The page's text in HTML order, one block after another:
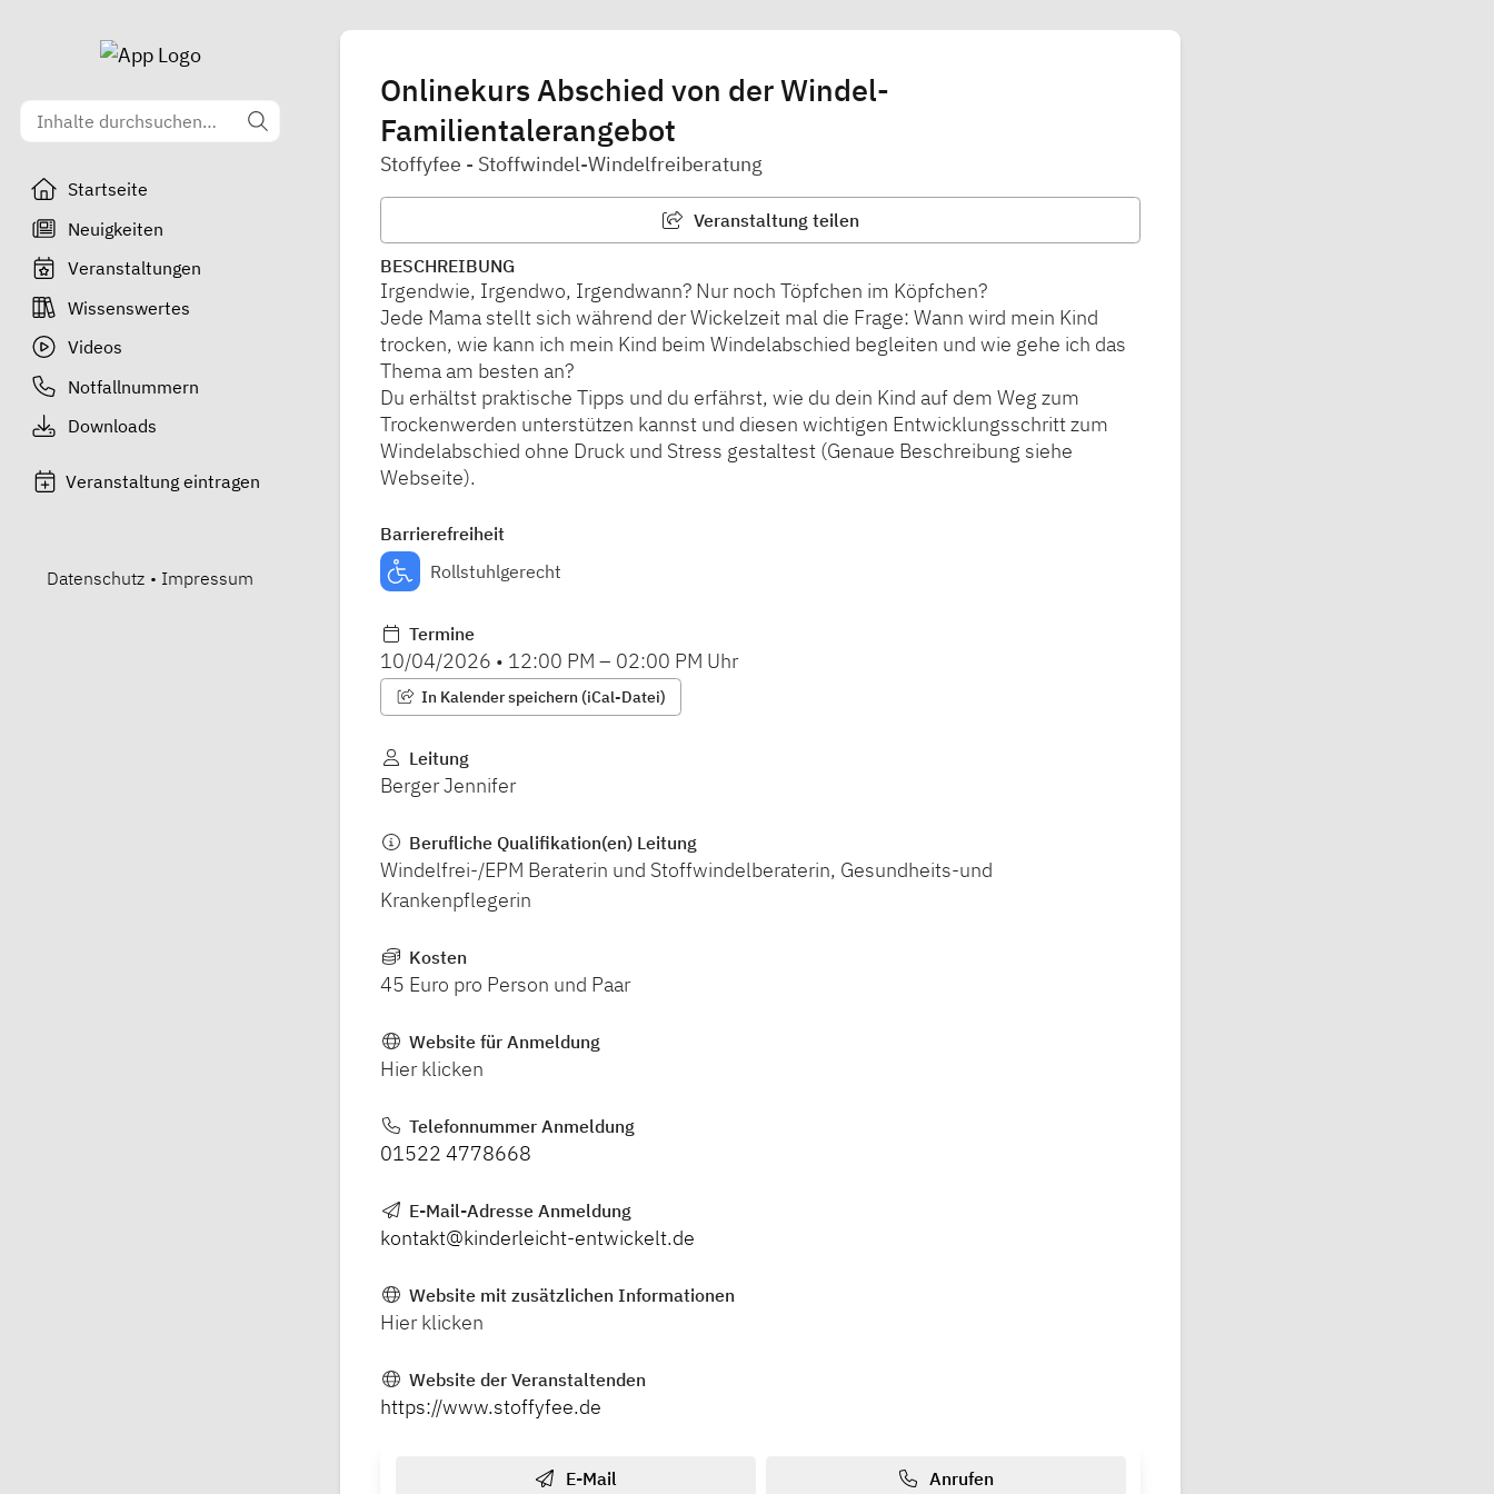
Startseite
Neuigkeiten
Veranstaltungen
Wissenswertes
Videos
Notfallnummern
Downloads
Veranstaltung eintragen
Datenschutz • Impressum
Onlinekurs Abschied von der Windel-
Familientalerangebot
Stoffyfee - Stoffwindel-Windelfreiberatung
Veranstaltung teilen
BESCHREIBUNG
Irgendwie, Irgendwo, Irgendwann? Nur noch Töpfchen im Köpfchen?
Jede Mama stellt sich während der Wickelzeit mal die Frage: Wann wird mein Kind
trocken, wie kann ich mein Kind beim Windelabschied begleiten und wie gehe ich das
Thema am besten an?
Du erhältst praktische Tipps und du erfährst, wie du dein Kind auf dem Weg zum
Trockenwerden unterstützen kannst und diesen wichtigen Entwicklungsschritt zum
Windelabschied ohne Druck und Stress gestaltest (Genaue Beschreibung siehe
Webseite).
Barrierefreiheit
Rollstuhlgerecht
Termine
10/04/2026 • 12:00 PM – 02:00 PM Uhr
In Kalender speichern (iCal-Datei)
Leitung
Berger Jennifer
Berufliche Qualifikation(en) Leitung
Windelfrei-/EPM Beraterin und Stoffwindelberaterin, Gesundheits-und
Krankenpflegerin
Kosten
45 Euro pro Person und Paar
Website für Anmeldung
Hier klicken
Telefonnummer Anmeldung
01522 4778668
E-Mail-Adresse Anmeldung
kontakt@kinderleicht-entwickelt.de
Website mit zusätzlichen Informationen
Hier klicken
Website der Veranstaltenden
https://www.stoffyfee.de
E-Mail Anrufen